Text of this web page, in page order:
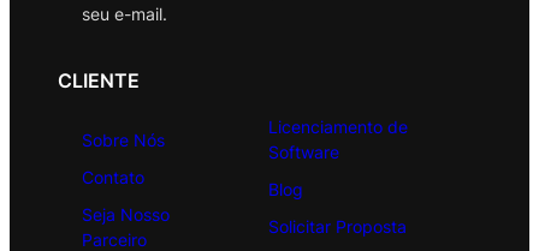
seu e-mail.
CLIENTE
Sobre Nós
Contato
Seja Nosso
Parceiro
Licenciamento de
Software
Blog
Solicitar Proposta